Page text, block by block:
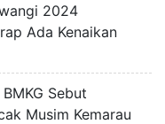
2024
Ada Kenaikan
Sebut
Musim Kemarau